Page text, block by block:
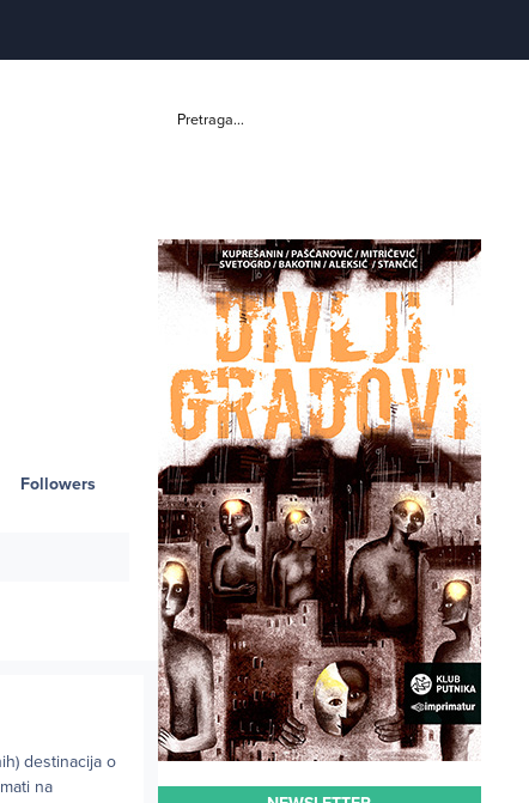
Pretraga...
Followers
destinacija o
na